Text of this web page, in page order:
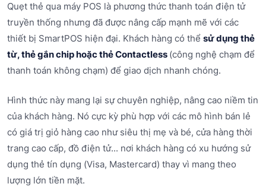
Quẹt thẻ qua máy POS là phương thức thanh toán điện tử
truyền thống nhưng đã được nâng cấp mạnh mẽ với các
thiết bị SmartPOS hiện đại. Khách hàng có thể sử dụng thẻ
từ, thẻ gắn chip hoặc thẻ Contactless (công nghệ chạm để
thanh toán không chạm) để giao dịch nhanh chóng.
Hình thức này mang lại sự chuyên nghiệp, nâng cao niềm tin
của khách hàng. Nó cực kỳ phù hợp với các mô hình bán lẻ
có giá trị giỏ hàng cao như siêu thị mẹ và bé, cửa hàng thời
trang cao cấp, đồ điện tử... nơi khách hàng có xu hướng sử
dụng thẻ tín dụng (Visa, Mastercard) thay vì mang theo
lượng lớn tiền mặt.